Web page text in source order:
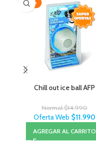
-20%
Chill out ice ball AFP
Normal$14.990
Oferta Web $11.990
AGREGAR AL CARRITO